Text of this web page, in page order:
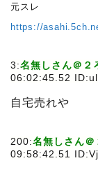
元スレ
https://
3:名無しさん＠２
06:02:45.52
自宅売れや
200:名無しさん＠
09:58:42.51